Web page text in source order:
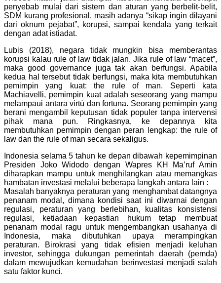
penyebab mulai dari sistem dan aturan yang berbelit-belit,
SDM kurang profesional, masih adanya “sikap ingin dilayani
dari oknum pejabat”, korupsi, sampai kendala yang terkait
dengan adat istiadat.
Lubis (2018), negara tidak mungkin bisa memberantas
korupsi kalau rule of law tidak jalan. Jika rule of law “macet”,
maka good governance juga tak akan berfungsi. Apabila
kedua hal tersebut tidak berfungsi, maka kita membutuhkan
pemimpin yang kuat: the rule of man. Seperti kata
Machiavelli, pemimpin kuat adalah seseorang yang mampu
melampaui antara virtù dan fortuna. Seorang pemimpin yang
berani mengambil keputusan tidak populer tanpa intervensi
pihak mana pun. Ringkasnya, ke depannya kita
membutuhkan pemimpin dengan peran lengkap: the rule of
law dan the rule of man secara sekaligus.
Indonesia selama 5 tahun ke depan dibawah kepemimpinan
Presiden Joko Widodo dengan Wapres KH Ma’ruf Amin
diharapkan mampu untuk menghilangkan atau memangkas
hambatan investasi melalui beberapa langkah antara lain :
Masalah banyaknya peraturan yang menghambat datangnya
penanam modal, dimana kondisi saat ini diwarnai dengan
regulasi, peraturan yang berlebihan, kualitas konsistensi
regulasi, ketiadaan kepastian hukum tetap membuat
penanam modal ragu untuk mengembangkan usahanya di
Indonesia, maka dibutuhkan upaya merampingkan
peraturan. Birokrasi yang tidak efisien menjadi keluhan
investor, sehingga dukungan pemerintah daerah (pemda)
dalam mewujudkan kemudahan berinvestasi menjadi salah
satu faktor kunci.